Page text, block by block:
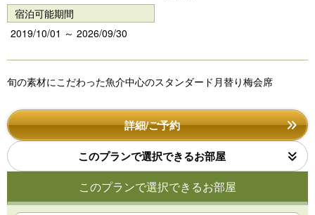
宿泊可能期間
2019/10/01 ～ 2026/09/30
旬の素材にこだわった魚介中心のスタンダード月替り梅会席
詳細/ご予約
このプランで選択できるお部屋
このプランで選択できるお部屋